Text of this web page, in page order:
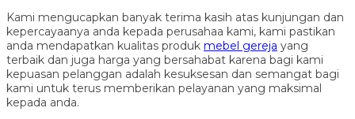
Kami mengucapkan banyak terima kasih atas kunjungan dan
kepercayaanya anda kepada perusahaa kami, kami pastikan
anda mendapatkan kualitas produk mebel gereja yang
terbaik dan juga harga yang bersahabat karena bagi kami
kepuasan pelanggan adalah kesuksesan dan semangat bagi
kami untuk terus memberikan pelayanan yang maksimal
kepada anda.